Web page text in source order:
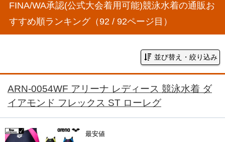
FINA/WA承認(公式大会着用可能)競泳水着の通販お
すすめ順ランキング（92 / 92ページ目）
並び替え・絞り込み
ARN-0054WF アリーナ レディース 競泳水着 ダ
イアモンド フレックス ST ローレグ
最安値